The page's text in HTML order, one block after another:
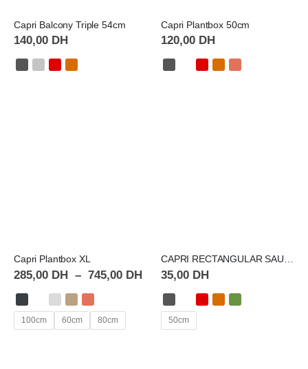
Capri Balcony Triple 54cm
140,00 DH
Capri Plantbox 50cm
120,00 DH
Capri Plantbox XL
285,00 DH – 745,00 DH
100cm 60cm 80cm
CAPRI RECTANGULAR SAUCER
35,00 DH
50cm